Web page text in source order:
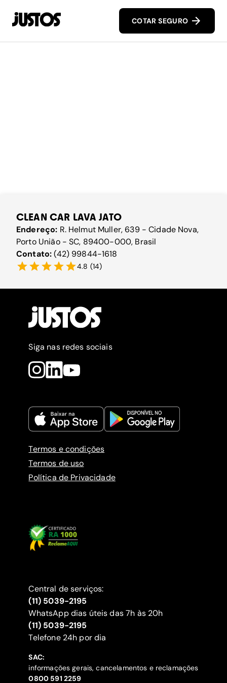
COTAR SEGURO
CLEAN CAR LAVA JATO
Endereço: R. Helmut Muller, 639 - Cidade Nova,
Porto União - SC, 89400-000, Brasil
Contato:(42) 99844-1618
4.8 (14)
Siga nas redes sociais
Termos e condições
Termos de uso
Política de Privacidade
Central de serviços:
(11) 5039-2195
WhatsApp dias úteis das 7h às 20h
(11) 5039-2195
‍Telefone 24h por dia
SAC:
informações gerais, cancelamentos e reclamações
‍0800 591 2259